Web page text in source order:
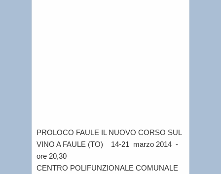
PROLOCO FAULE IL NUOVO CORSO SUL
VINO A FAULE (TO) 14-21 marzo 2014 -
ore 20,30
CENTRO POLIFUNZIONALE COMUNALE